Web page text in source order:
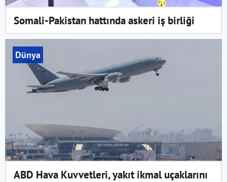
Somali-Pakistan hattında askeri iş birliği
Dünya
ABD Hava Kuvvetleri, yakıt ikmal uçaklarını